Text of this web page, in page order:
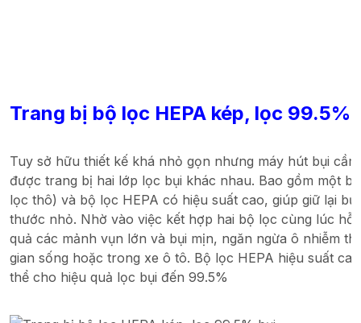
Trang bị bộ lọc HEPA kép, lọc 99.5%
Tuy sở hữu thiết kế khá nhỏ gọn nhưng máy hút bụi
được trang bị hai lớp lọc bụi khác nhau. Bao gồm một
lọc thô) và bộ lọc HEPA có hiệu suất cao, giúp giữ lại
thước nhỏ. Nhờ vào việc kết hợp hai bộ lọc cùng lúc hỗ
quả các mảnh vụn lớn và bụi mịn, ngăn ngừa ô nhiễm
gian sống hoặc trong xe ô tô. Bộ lọc HEPA hiệu suất
thể cho hiệu quả lọc bụi đến 99.5%